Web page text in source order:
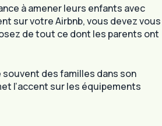
à amener leurs enfants avec
sur votre Airbnb, vous devez vous
de tout ce dont les parents ont
des familles dans son
l’accent sur les équipements